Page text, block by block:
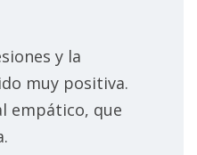
y la
muy positiva.
empático, que